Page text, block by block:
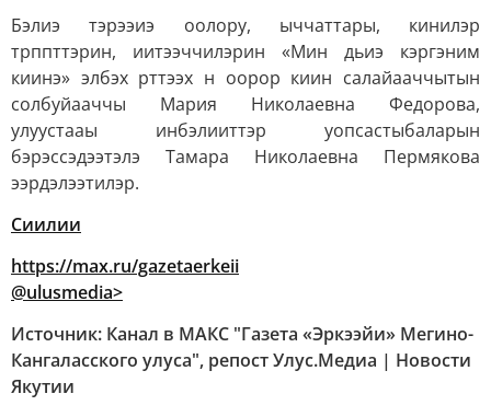
Бэлиэ тэрээиэ оолору, ыччаттары, кинилэр
трппттэрин, иитээччилэрин «Мин дьиэ кэргэним
киинэ» элбэх рттээх н оорор киин салайааччытын
солбуйааччы Мария Николаевна Федорова,
улуустааы инбэлииттэр уопсастыбаларын
бэрэссэдээтэлэ Тамара Николаевна Пермякова
ээрдэлээтилэр.
Сиилии
https://max.ru/gazetaerkeii
@ulusmedia>
Источник: Канал в МАКС "Газета «Эркээйи» Мегино-
Кангаласского улуса", репостУлус.Медиа | Новости
Якутии